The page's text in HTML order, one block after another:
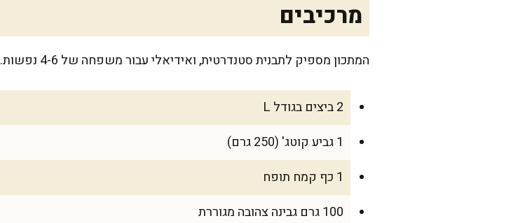
מרכיבים
המתכון מספיק לתבנית סטנדרטית, ואידיאלי עבור משפחה של 4-6 נפשות. הוא נהדר גם לאירוח, כך שתכינו מקום לשבחים!
2 ביצים בגודל L
1 גביע קוטג' (250 גרם)
1 כף קמח תופח
100 גרם גבינה צהובה מגוררת